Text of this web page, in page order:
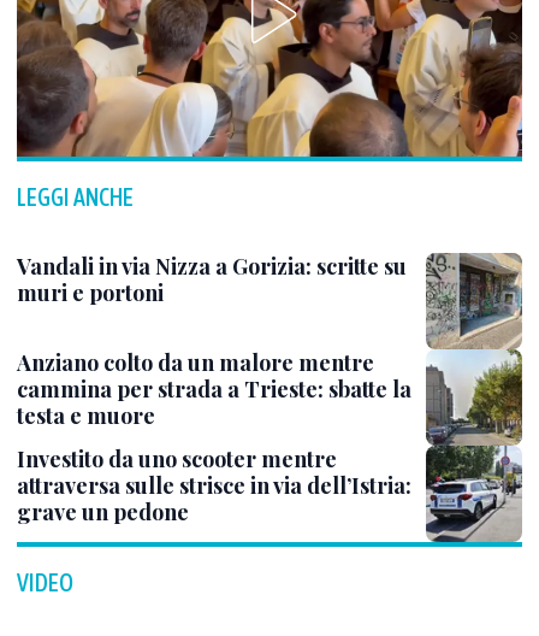
LEGGI ANCHE
Vandali in via Nizza a Gorizia: scritte su
muri e portoni
Anziano colto da un malore mentre
cammina per strada a Trieste: sbatte la
testa e muore
Investito da uno scooter mentre
attraversa sulle strisce in via dell’Istria:
grave un pedone
VIDEO